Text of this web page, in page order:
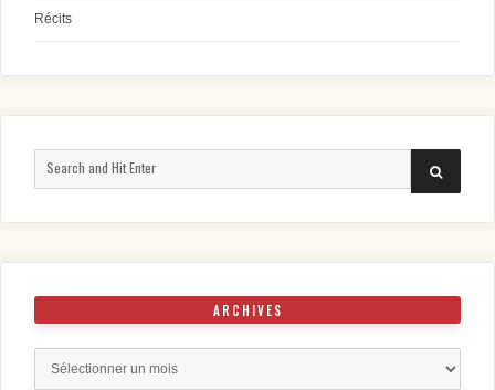
Récits
SEARCH
ARCHIVES